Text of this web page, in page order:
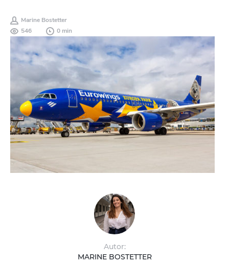
Marine Bostetter
546
0 min
Autor:
MARINE BOSTETTER